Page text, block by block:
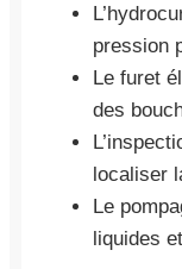
pression
Le furet
des
localiser
Le
liquides